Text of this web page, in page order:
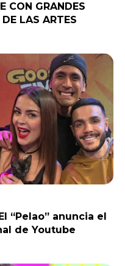
CON GRANDES
LAS ARTES
“Pelao” anuncia el
de Youtube